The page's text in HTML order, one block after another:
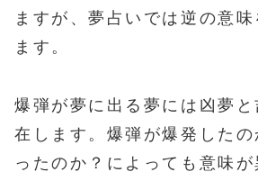
ますが、夢占いでは逆の意
ます。
爆弾が夢に出る夢には凶夢
在します。爆弾が爆発した
ったのか？によっても意味